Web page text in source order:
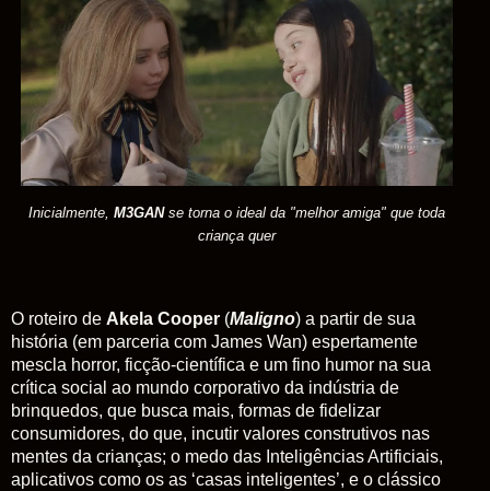
Inicialmente, M3GAN se torna o ideal da "melhor amiga" que toda
criança quer
O roteiro de Akela Cooper (Maligno) a partir de sua
história (em parceria com James Wan) espertamente
mescla horror, ficção-científica e um fino humor na sua
crítica social ao mundo corporativo da indústria de
brinquedos, que busca mais, formas de fidelizar
consumidores, do que, incutir valores construtivos nas
mentes da crianças; o medo das Inteligências Artificiais,
aplicativos como os as ‘casas inteligentes’, e o clássico